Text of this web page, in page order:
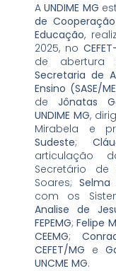
AUNDIME MG
de
Educação,
2025, no
de abertura
Secretaria de
Ensino (SASE/
de Jônatas
UNDIME MG,
Mirabela e
Sudeste;
articulação
Secretário de
Soares; Selma
com os
Analise de
FEPEMG;Felipe
CEEMG;
CEFET/MG e
UNCME MG.